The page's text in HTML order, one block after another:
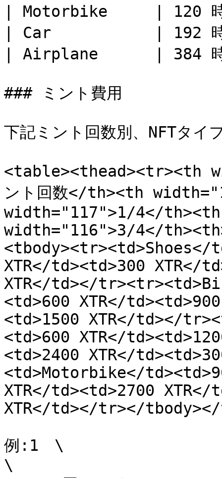
| Motorbike     | 120
| Car           | 192
| Airplane      | 384
### ミント費用
下記ミント回数別、NFTタイ
<table><thead><tr><th
ント回数</th><th
width="117">1/4</
width="116">3/4</
<tbody><tr><td>Shoes</
XTR</td><td>300 XTR</
XTR</td></
<td>600 XTR</
<td>1500 XTR</td></
<td>600 XTR</
<td>2400 XTR</
<td>Motorbike</
XTR</td><td>2700
XTR</td></tr></
例:1　\
\